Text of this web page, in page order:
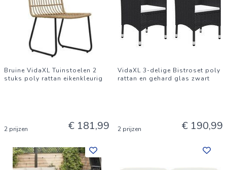
Bruine VidaXL Tuinstoelen 2
stuks poly rattan eikenkleurig
2 prijzen € 181,99
VidaXL 3-delige Bistroset poly
rattan en gehard glas zwart
2 prijzen € 190,99